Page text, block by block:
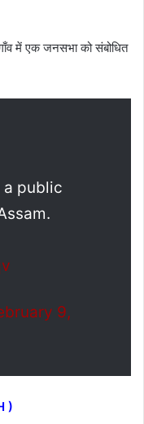
में एक जनसभा को संबोधित
a public
9,
)